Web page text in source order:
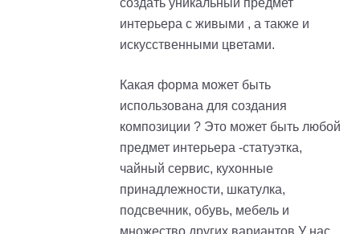
создать уникальный предмет
интерьера с живыми , а также и
искусственными цветами.
Какая форма может быть
использована для создания
композиции ? Это может быть любой
предмет интерьера -статуэтка,
чайный сервис, кухонные
принадлежности, шкатулка,
подсвечник, обувь, мебель и